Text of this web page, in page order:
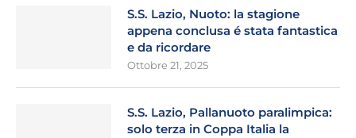
S.S. Lazio, Nuoto: la stagione
appena conclusa é stata fantastica
e da ricordare
Ottobre 21, 2025
S.S. Lazio, Pallanuoto paralimpica:
solo terza in Coppa Italia la